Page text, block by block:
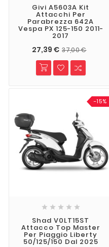
Givi A5603A Kit
Attacchi Per
Parabrezza 642A
Vespa PX 125-150 2011-
2017
27,39 € 37,00 €
-15%
    
Shad V0LT15ST
Attacco Top Master
Per Piaggio Liberty
50/125/150 Dal 2025